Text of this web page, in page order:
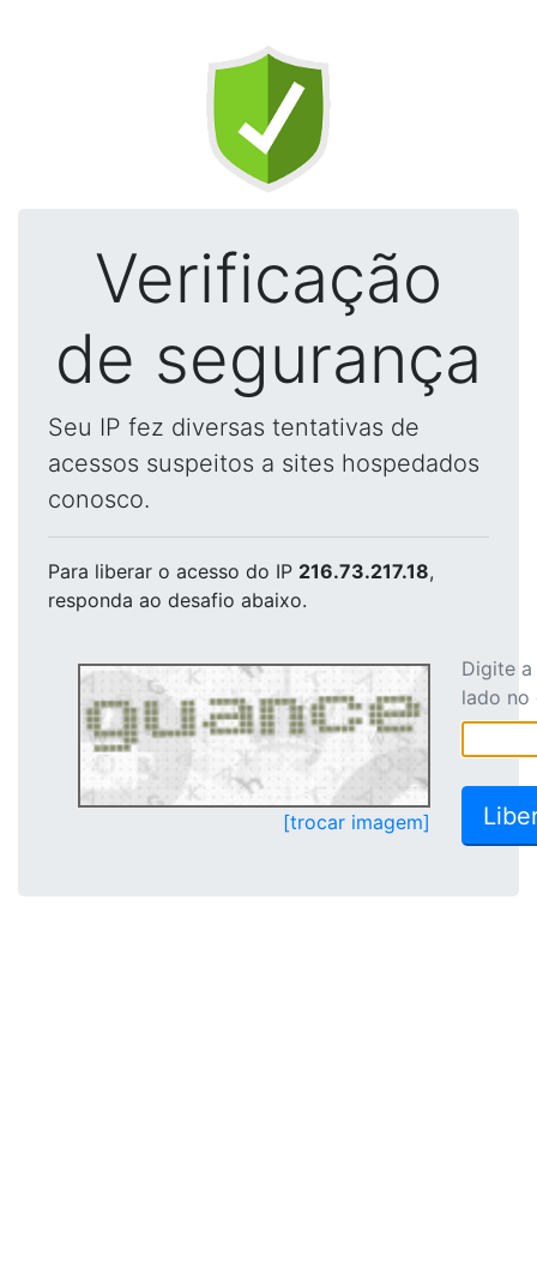
Verificação
de segurança
Seu IP fez diversas tentativas de
acessos suspeitos a sites hospedados
conosco.
Para liberar o acesso do IP 216.73.217.18,
responda ao desafio abaixo.
[trocar imagem]
Digite
lado no